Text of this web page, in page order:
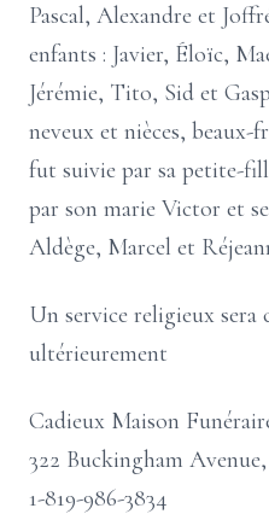
Pascal, Alexandre et
enfants : Javier, Éloïc,
Jérémie, Tito, Sid et
neveux et nièces, beaux-
fut suivie par sa petite-
par son marie Victor et
Aldège, Marcel et
Un service religieux sera
ultérieurement
Cadieux Maison
322 Buckingham
1-819-986-3834